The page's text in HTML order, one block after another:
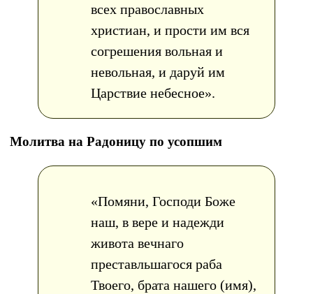
всех православных
христиан, и прости им вся
согрешения вольная и
невольная, и даруй им
Царствие небесное».
Молитва на Радоницу по усопшим
«Помяни, Господи Боже
наш, в вере и надежди
живота вечнаго
преставльшагося раба
Твоего, брата нашего (имя),